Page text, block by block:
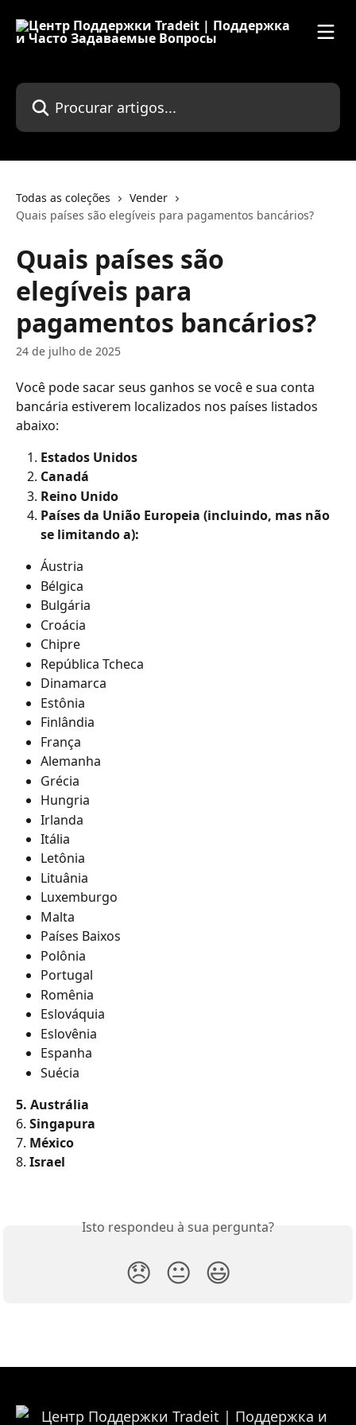
Procurar artigos...
Todas as coleções
Vender
Quais países são elegíveis para pagamentos bancários?
Quais países são
elegíveis para
pagamentos bancários?
24 de julho de 2025
Você pode sacar seus ganhos se você e sua conta
bancária estiverem localizados nos países listados
abaixo:
Estados Unidos
Canadá
Reino Unido
Países da União Europeia (incluindo, mas não
se limitando a):
Áustria
Bélgica
Bulgária
Croácia
Chipre
República Tcheca
Dinamarca
Estônia
Finlândia
França
Alemanha
Grécia
Hungria
Irlanda
Itália
Letônia
Lituânia
Luxemburgo
Malta
Países Baixos
Polônia
Portugal
Romênia
Eslováquia
Eslovênia
Espanha
Suécia
5. Austrália
6. Singapura
7. México
8. Israel
Isto respondeu à sua pergunta?
😞 😐 😃